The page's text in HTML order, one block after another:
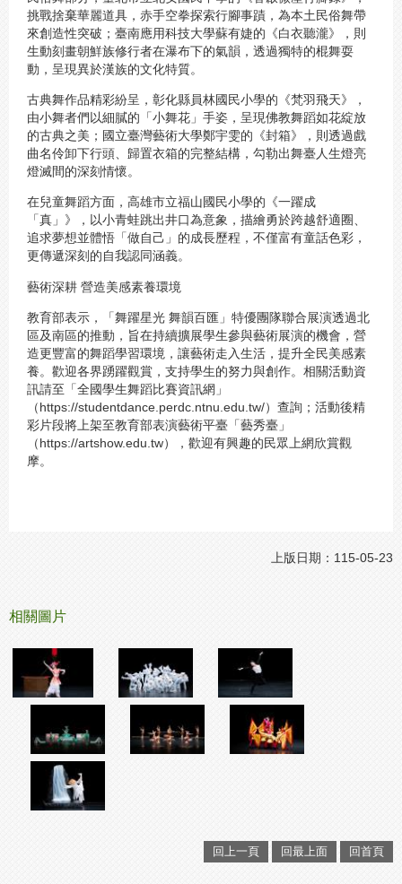
挑戰捨棄華麗道具，赤手空拳探索行腳事蹟，為本土民俗舞帶
來創造性突破；臺南應用科技大學蘇有婕的《白衣聽瀧》，則
生動刻畫朝鮮族修行者在瀑布下的氣韻，透過獨特的棍舞耍
動，呈現異於漢族的文化特質。
古典舞作品精彩紛呈，彰化縣員林國民小學的《梵羽飛天》，
由小舞者們以細膩的「小舞花」手姿，呈現佛教舞蹈如花綻放
的古典之美；國立臺灣藝術大學鄭宇雯的《封箱》，則透過戲
曲名伶卸下行頭、歸置衣箱的完整結構，勾勒出舞臺人生燈亮
燈滅間的深刻情懷。
在兒童舞蹈方面，高雄市立福山國民小學的《一躍成
「真」》，以小青蛙跳出井口為意象，描繪勇於跨越舒適圈、
追求夢想並體悟「做自己」的成長歷程，不僅富有童話色彩，
更傳遞深刻的自我認同涵義。
藝術深耕 營造美感素養環境
教育部表示，「舞躍星光 舞韻百匯」特優團隊聯合展演透過北
區及南區的推動，旨在持續擴展學生參與藝術展演的機會，營
造更豐富的舞蹈學習環境，讓藝術走入生活，提升全民美感素
養。歡迎各界踴躍觀賞，支持學生的努力與創作。相關活動資
訊請至「全國學生舞蹈比賽資訊網」
（https://studentdance.perdc.ntnu.edu.tw/）查詢；活動後精
彩片段將上架至教育部表演藝術平臺「藝秀臺」
（https://artshow.edu.tw），歡迎有興趣的民眾上網欣賞觀
摩。
上版日期：115-05-23
相關圖片
回上一頁 回最上面 回首頁